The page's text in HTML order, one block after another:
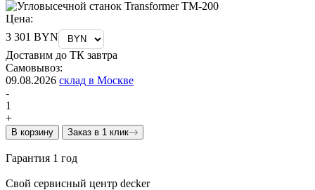
Цена:
3 301 BYN
Доставим до ТК завтра
Самовывоз:
09.08.2026 склад в Москве
-
1
+
В корзину Заказ в 1 клик
Гарантия 1 год
Свой сервисный центр decker